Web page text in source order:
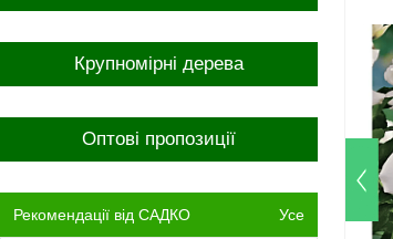
Крупномірні дерева
Оптові пропозиції
Рекомендації від САДКО Усе